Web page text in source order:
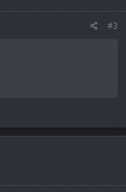
#3